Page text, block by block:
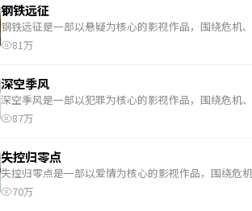
钢铁远征
钢铁远征是一部以悬疑为核心的影视作品，围绕危机
81万
深空季风
深空季风是一部以犯罪为核心的影视作品，围绕危机
87万
失控归零点
失控归零点是一部以爱情为核心的影视作品，围绕危
70万